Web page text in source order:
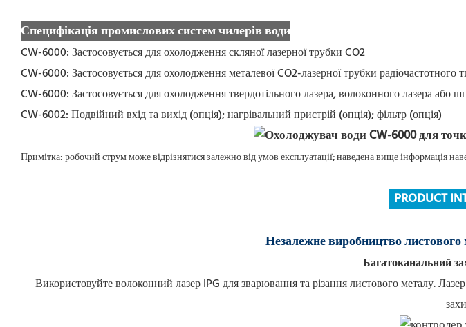
Специфікація промислових систем чилерів води
CW-6000: Застосовується для охолодження скляної лазерної трубки CO2
CW-6000: Застосовується для охолодження металевої CO2-лазерної трубки радіочастотного
CW-6000: Застосовується для охолодження твердотільного лазера, волоконного лазера або
CW-6002: Подвійний вхід та вихід (опція); нагрівальний пристрій (опція); фільтр (опція)
Примітка: робочий струм може відрізнятися залежно від умов експлуатації; наведена вище інформація
PRODUCT
Незалежне виробництво
Багатоканальний
Використовуйте волоконний лазер IPG для зварювання та різання листового металу.